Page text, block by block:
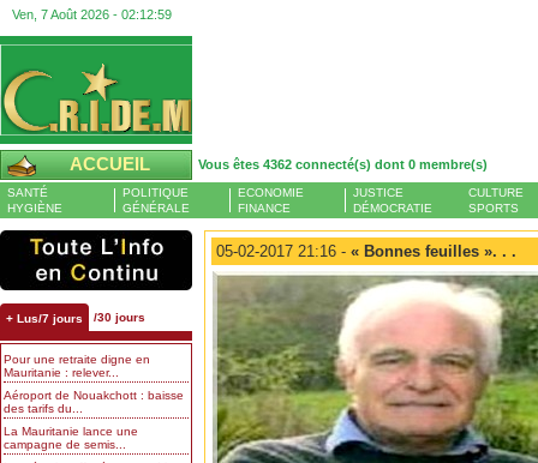
Ven, 7 Août 2026 - 02:13:00
ACCUEIL Vous êtes 4362 connecté(s) dont 0 membre(s)
SANTÉ
HYGIÈNE
POLITIQUE
GÉNÉRALE
ECONOMIE
FINANCE
JUSTICE
DÉMOCRATIE
CULTURE
SPORTS
+ Lus/7 jours /30 jours
Pour une retraite digne en
Mauritanie : relever...
Aéroport de Nouakchott : baisse
des tarifs du...
La Mauritanie lance une
campagne de semis...
05-02-2017 21:16 - « Bonnes feuilles ». . .